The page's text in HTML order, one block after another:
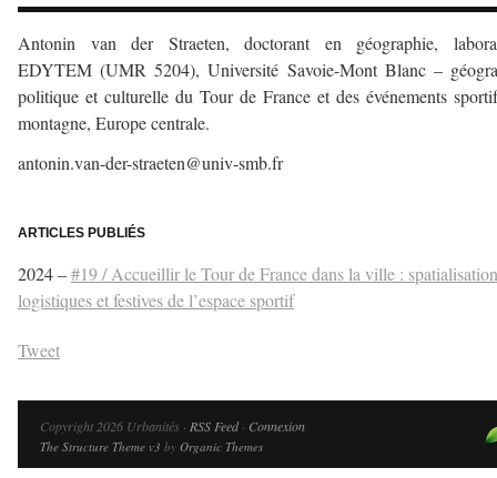
Antonin van der Straeten, doctorant en géographie,
EDYTEM (UMR 5204), Université Savoie-Mont Blanc –
politique et culturelle du Tour de France et des événements
montagne, Europe centrale.
antonin.van-der-straeten@univ-smb.fr
ARTICLES PUBLIÉS
2024 –#19 / Accueillir le Tour de France dans la ville :
logistiques et festives de l’espace sportif
Tweet
Copyright 2026 Urbanités · RSS Feed· Connexion
The Structure Theme v3 by Organic Themes